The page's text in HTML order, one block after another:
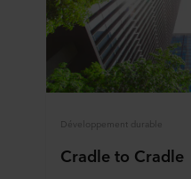
Développement durable
Cradle to Cradle